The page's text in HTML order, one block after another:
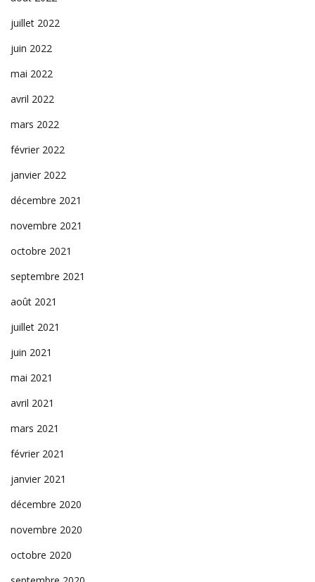
juillet 2022
juin 2022
mai 2022
avril 2022
mars 2022
février 2022
janvier 2022
décembre 2021
novembre 2021
octobre 2021
septembre 2021
août 2021
juillet 2021
juin 2021
mai 2021
avril 2021
mars 2021
février 2021
janvier 2021
décembre 2020
novembre 2020
octobre 2020